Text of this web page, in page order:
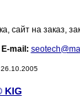
сайт на заказ,
E-mail:
KIG